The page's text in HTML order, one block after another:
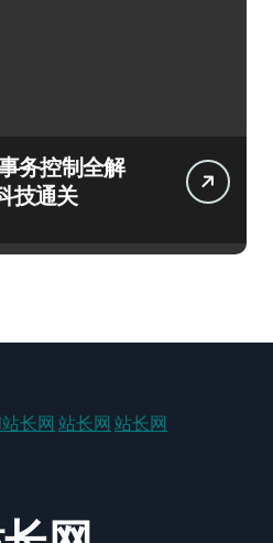
务控制全解
技通关
站长网站长网 站长网